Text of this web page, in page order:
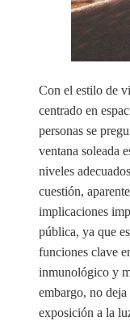
Con el estilo de
centrado en
personas se
ventana soleada
niveles
cuestión,
implicaciones
pública, ya que
funciones clave
inmunológico y
embargo, no
exposición a la